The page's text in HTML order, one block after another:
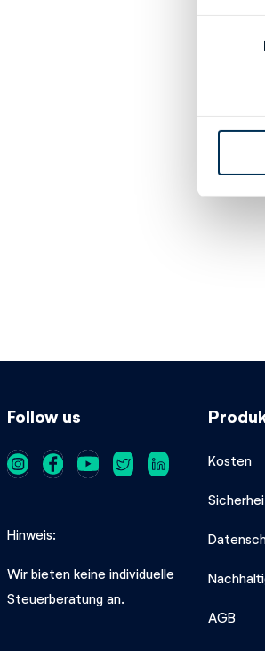
g
Follow us
Hinweis
Wir bieten keine individuelle
Steuerberatung an.
Kosten
AGB